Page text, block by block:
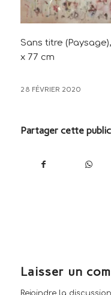
Sans titre
x 77 cm
28 FÉVRIER 2020
Partager cette
Laisser un